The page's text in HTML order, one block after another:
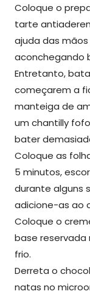
Coloque o
tarte
ajuda das
aconchegando
Entretanto,
começarem a
manteiga de
um chantilly
bater
Coloque as
5 minutos,
durante alguns
adicione-as ao
Coloque o
base reservada
frio.
Derreta o
natas no